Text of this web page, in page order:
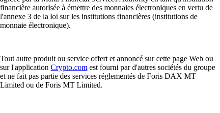
financière autorisée à émettre des monnaies électroniques en vertu de
l'annexe 3 de la loi sur les institutions financières (institutions de
monnaie électronique).
Tout autre produit ou service offert et annoncé sur cette page Web ou
sur l'application Crypto.com est fourni par d'autres sociétés du groupe
et ne fait pas partie des services réglementés de Foris DAX MT
Limited ou de Foris MT Limited.